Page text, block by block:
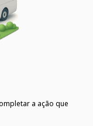
a ação que